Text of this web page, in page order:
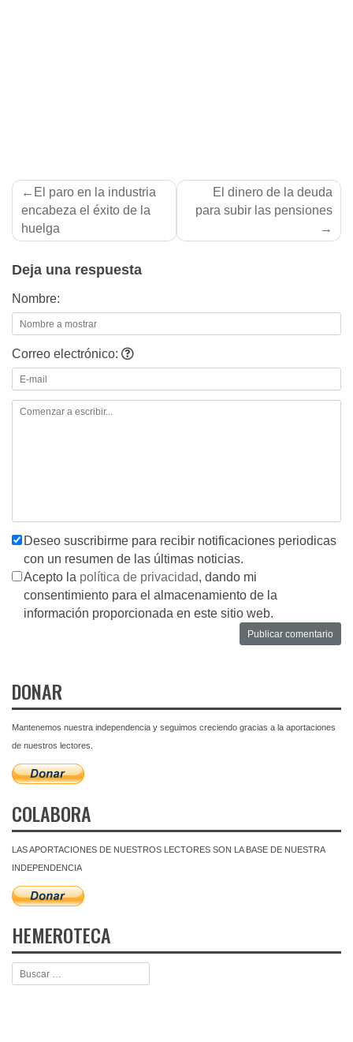
Navegación
de
entradas
El paro en la industria
encabeza el éxito de la
huelga
El dinero de la deuda
para subir las pensiones
Deja una respuesta
Nombre:
Correo electrónico:
Deseo suscribirme para recibir notificaciones periodicas
con un resumen de las últimas noticias.
Acepto la política de privacidad, dando mi
consentimiento para el almacenamiento de la
información proporcionada en este sitio web.
DONAR
Mantenemos nuestra independencia y seguimos creciendo gracias a la aportaciones
de nuestros lectores.
COLABORA
LAS APORTACIONES DE NUESTROS LECTORES SON LA BASE DE NUESTRA
INDEPENDENCIA
HEMEROTECA